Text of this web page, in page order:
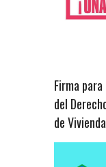
Firma
del
de